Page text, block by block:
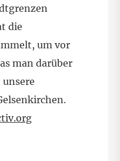
die
um vor
man darüber